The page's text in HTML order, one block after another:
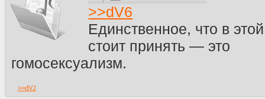
>>dV6
Единственное, что в
стоит принять — это
гомосексуализм.
>>dVJ